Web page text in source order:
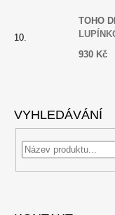
TOHO
930 Kč
VYHLEDÁVÁNÍ